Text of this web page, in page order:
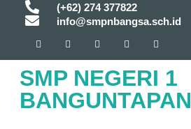
(+62) 274 377822
info@smpnbangsa.sch.id
SMP NEGERI 1
BANGUNTAPAN